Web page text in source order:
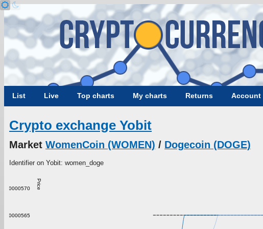
List Live Top charts My charts Returns Account
Crypto exchange Yobit
Market WomenCoin (WOMEN) / Dogecoin (DOGE)
Identifier on Yobit: women_doge
Price
0.00000565
0.00000570